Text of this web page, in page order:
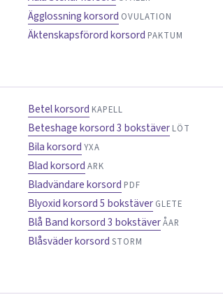
Ägglossning korsord OVULATION
Äktenskapsförord korsord PAKTUM
Betel korsord KAPELL
Beteshage korsord 3 bokstäver LÖT
Bila korsord YXA
Blad korsord ARK
Bladvändare korsord PDF
Blyoxid korsord 5 bokstäver GLETE
Blå Band korsord 3 bokstäverÅAR
Blåsväder korsord STORM